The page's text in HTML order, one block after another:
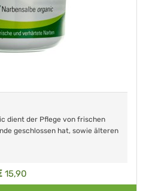
dient der Pflege von frischen
geschlossen hat, sowie älteren
15,90